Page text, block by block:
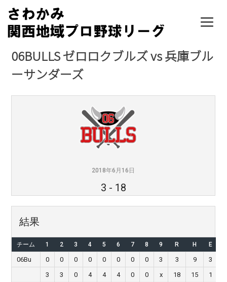
Skip
content
06BULLS ゼロロクブルズ vs 兵庫ブル
ーサンダーズ
2018年6月16日
3 - 18
結果
チーム 1 2 3 4 5 6 7 8 9 R H E
06Bu 0 0 0 0 0 0 0 0 3 3 9
3
3
3 0 4 4 4 0 0 x 18 15 1